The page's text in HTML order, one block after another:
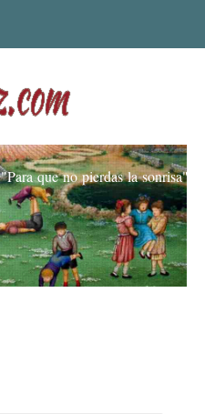
"Para que no pierdas la sonrisa"